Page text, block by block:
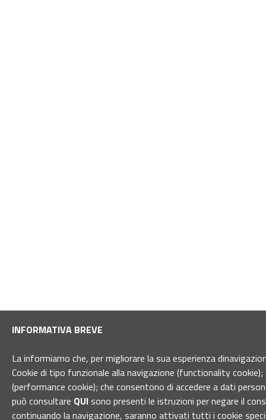
INFORMATIVA BREVE
La informiamo che, per migliorare la sua esperienza
Cookie di tipo funzionale alla navigazione (functionality
(performance cookie); che consentono di accedere a dati
può consultare QUIsono presenti le istruzioni per negare il
continuando la navigazione, saranno attivati tutti i cookie